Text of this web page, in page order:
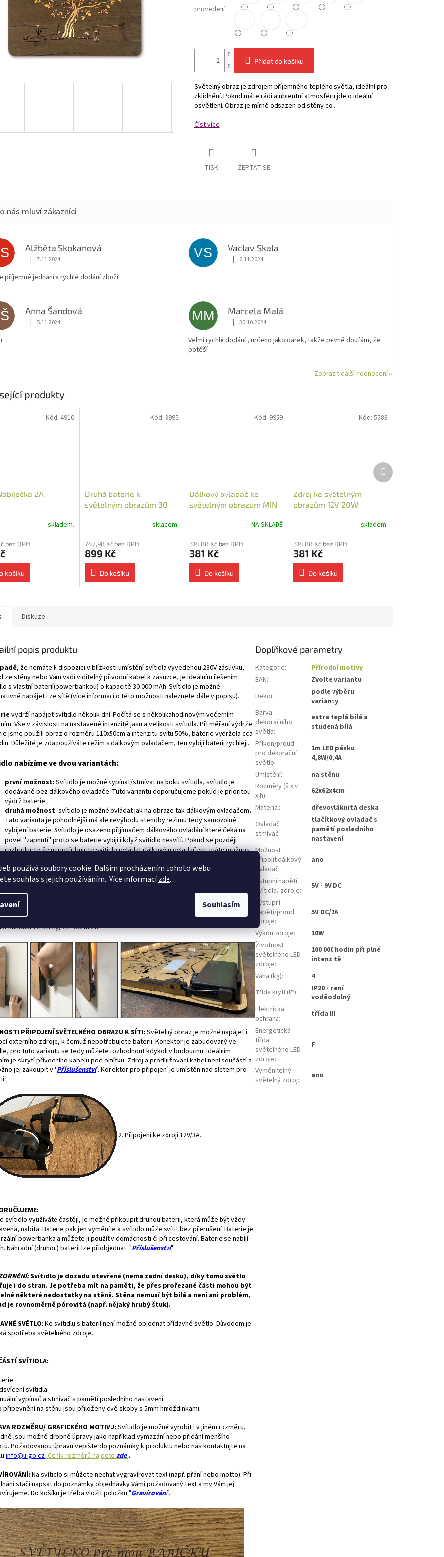
používá soubory cookie. Dalším procházením tohoto webu
souhlas s jejich používáním.. Více informacízde.
Souhlasím
provedení
Přidat do košíku
Světelný obraz je zdrojem příjemného teplého světla, ideální pro
zklidnění. Pokud máte rádi ambientní atmosféru jde o ideální
osvětlení. Obraz je mírně odsazen od stěny co...
Číst více
TISK ZEPTAT SE
nás mluví zákazníci
Alžběta Skokanová
Hodnocení obchodu je 5 z 5 hvězdiček.
| 7.11.2024
příjemné jednání a rychlé dodání zboží.
VS Vaclav Skala
Hodnocení obchodu je 5 z 5 hvězdiček.
| 6.11.2024
Anna Šandová
Hodnocení obchodu je 5 z 5 hvězdiček.
| 5.11.2024 MM Marcela Malá
Hodnocení obchodu je 5 z 5 hvězdiček.
| 30.10.2024
Velmi rychlé dodání , určeno jako dárek, takže pevně doufám, že
potěší
Zobrazit další hodnocení ››
produkty
2A
skladem.
bez DPH
košíku
Kód: 4910
Druhá baterie k
světelným obrazům 30
skladem.
742,98 Kč bez DPH
899 Kč
Do košíku
Kód: 9995
Dálkový ovladač ke
světelným obrazům MINI
NA SKLADĚ
314,88 Kč bez DPH
381 Kč
Do košíku
Kód: 9959
Zdroj ke světelným
obrazům 12V 20W
skladem.
314,88 Kč bez DPH
381 Kč
Do košíku
Kód: 5583
Další
produkt
Diskuze
popis produktu
, že nemáte k dispozici v blízkosti umístění svítidla vyvedenou 230V zásuvku,
ze stěny nebo Vám vadí viditelný přívodní kabel k zásuvce, je ideálním řešením
s vlastní baterií(powerbankou) o kapacitě 30 000 mAh. Svítidlo je možné
napájet i ze sítě (více informací o této možnosti naleznete dále v popisu).
vydrží napájet svítidlo několik dní. Počítá se s několikahodinovým večerním
Vše v závislosti na nastavené intenzitě jasu a velikosti svítidla. Při měření výdrže
jsme použili obraz o rozměru 110x50cm a intenzitu svitu 50%, baterie vydržela cca
Důležité je zda používáte režim s dálkovým ovladačem, ten vybíjí baterii rychleji.
nabízíme ve dvou variantách:
první možnost: Svítidlo je možné vypínat/stmívat na boku svítidla, svítidlo je
dodávané bez dálkového ovladače. Tuto variantu doporučujeme pokud je prioritou
výdrž baterie.
druhá možnost: svítidlo je možné ovládat jak na obraze tak dálkovým ovladačem.
Tato varianta je pohodlnější má ale nevýhodu stendby režimu tedy samovolné
vybíjeníbaterie. Svítidlo je osazeno přijímačem dálkového ovládání které čeká na
povel "zapnutí" proto se baterie vybíjí i když svítidlo nesvítí. Pokud se později
rozhodnete že nepotřebujete svítidlo ovládat dálkovým ovladačem, máte možnos
Alternativou je dokoupení druhé baterie, nemusíte pak čekat na nabití(24h) tak
můžete svítit i ovládat bez omezení.
Baterii můžete nabíjet i ve svítidle, dokonce i když je svítidlo rozsvícené. K
baterie lze použít běžnou USB (telefonní) nabíječku s minimálním nabíjecím
2A. Baterieje nasunuta z boku svítidla. Baterii lze jednoduše vysunout aniž by se
sundalo ze stěny, viz. obrázek.
PŘIPOJENÍ SVĚTELNÉHO OBRAZU K SÍTI: Světelný obraz je možné napájet i
externího zdroje, k čemuž nepotřebujete baterii. Konektor je zabudovaný ve
pro tuto variantu se tedy můžete rozhodnout kdykoli v budoucnu. Ideálním
je skrytí přívodního kabelu pod omítku. Zdroj a prodlužovací kabel není součástí a
jej zakoupit v "Příslušenství". Konektor pro připojení je umístěn nad slotem pro
2. Připojení ke zdroji 12V/3A.
svítidlo využíváte častěji, je možné přikoupit druhou baterii, která může být vždy
nabitá. Baterie pak jen vyměníte a svítidlo může svítit bez přerušení. Baterie je
powerbanka a můžete ji použít v domácnosti či při cestování. Baterie se nabíjí
Náhradní (druhou) baterii lze přiobjednat "Příslušenství"
Svítidlo je dozadu otevřené (nemá zadní desku), díky tomu světlo
i do stran. Je potřeba mít na paměti, že přes prořezané části mohou být
některé nedostatky na stěně. Stěna nemusí být bílá a není ani problém,
je rovnoměrně pórovitá (např. nějaký hrubý štuk).
SVĚTLO: Ke svítidlu s baterií není možné objednat přídavné světlo. Důvodem je
spotřeba světelného zdroje.
SVÍTIDLA:
svítidla
vypínač a stmívač s pamětí posledního nastavení.
připevnění na stěnu jsou přiloženy dvě skoby s 5mm hmoždinkami.
ROZMĚRU/ GRAFICKÉHO MOTIVU: Svítidlo je možné vyrobit i v jiném rozměru,
jsou možné drobné úpravy jako například vymazání nebo přidání menšího
Požadovanou úpravu vepište do poznámky k produktu nebo nás kontaktujte na
info@li-go.cz. Ceník rozměrů najdetezde .
Na svítidlo si můžete nechat vygravírovat text (např. přání nebo motto). Při
stačí napsat do poznámky objednávky Vámi požadovaný text a my Vám jej
Do košíku je třeba vložit položku "Gravírování".
Doplňkové parametry
Kategorie:
Přírodní motivy
EAN:
Zvolte variantu
Dekor:
podle výběru
varianty
Barva
dekoračního
světla:
extra teplá bílá a
studená bílá
Příkon/proud
pro dekorační
světlo:
1m LED pásku
4,8W/0,4A
Umístění:
na stěnu
Rozměry (š x v
x h):
62x62x4cm
Materiál:
dřevovláknitá deska
Ovladač
stmívač:
tlačítkový ovladač s
pamětí posledního
nastavení
Možnost
připojit dálkový
ovladač:
ano
Vstupní napětí
svítidla/ zdroje:
5V - 9V DC
Výstupní
napětí/proud
zdroje:
5V DC/2A
Výkon zdroje:
10W
Životnost
světelného LED
zdroje:
100 000 hodin při plné
intenzitě
Váha (kg):
4
Třída krytí (IP):
IP20 - není
voděodolný
Elektrická
ochrana:
třída III
Energetická
třída
světelného LED
zdroje:
F
Vyměnitelný
světelný zdroj: ano